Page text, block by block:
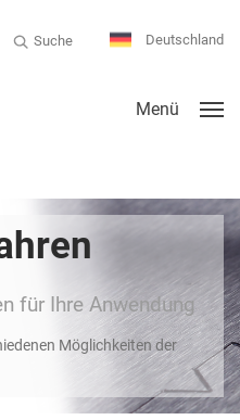
Suche Deutschland
Menü
für Ihre Anwendung
Möglichkeiten der